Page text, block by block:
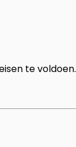
te voldoen.